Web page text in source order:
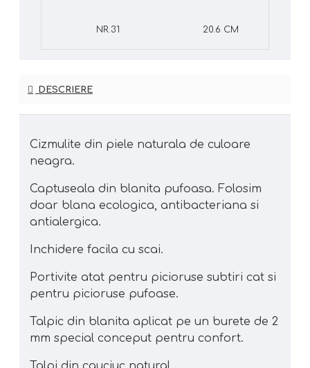
NR.31 20.6 CM
DESCRIERE
Cizmulite din piele naturala de culoare
neagra.
Captuseala din blanita pufoasa. Folosim
doar blana ecologica, antibacteriana si
antialergica.
Inchidere facila cu scai.
Portivite atat pentru picioruse subtiri cat si
pentru picioruse pufoase.
Talpic din blanita aplicat pe un burete de 2
mm special conceput pentru confort.